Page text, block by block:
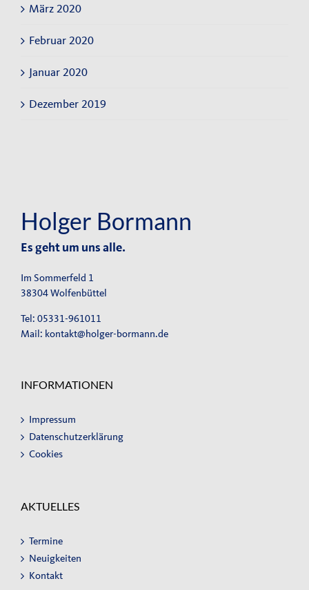
März 2020
Februar 2020
Januar 2020
Dezember 2019
Holger Bormann
Es geht um uns alle.
Im Sommerfeld 1
38304 Wolfenbüttel
Tel: 05331-961011
Mail: kontakt@holger-bormann.de
INFORMATIONEN
Impressum
Datenschutzerklärung
Cookies
AKTUELLES
Termine
Neuigkeiten
Kontakt